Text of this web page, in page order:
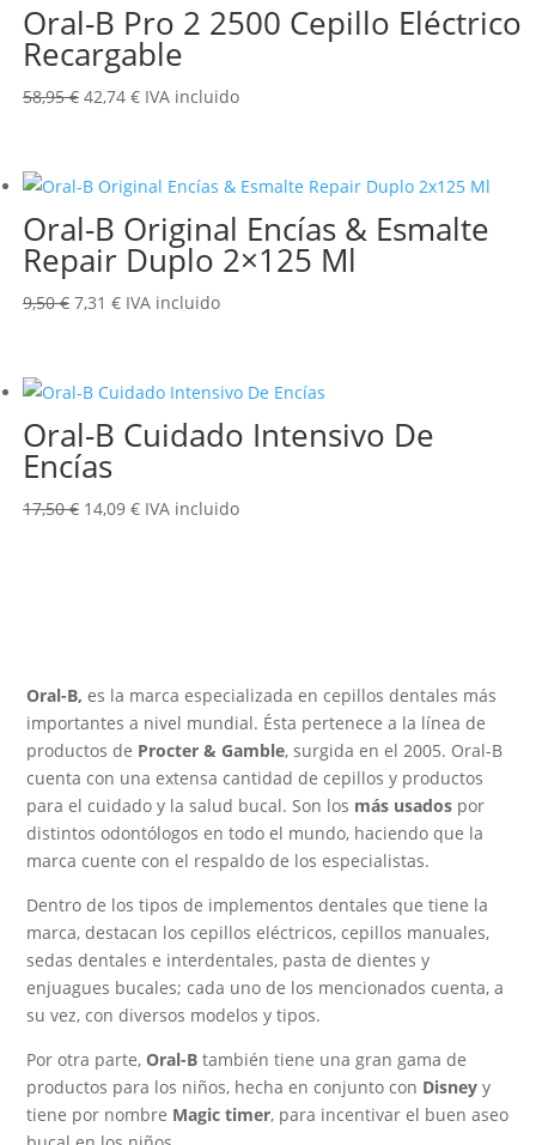
4,75 €. 3,71 €.
Oral-B Pro 2 2500 Cepillo Eléctrico
Recargable
58,95€ El
era:
58,95 €.
42,74 €El
es:
42,74 €.
IVA incluido
Oral-B Original Encías & Esmalte
Repair Duplo 2×125 Ml
9,50€ El
era:
9,50 €.
7,31 €El
es:
7,31 €.
IVA incluido
Oral-B Cuidado Intensivo De
Encías
17,50€ El
14,09 €ElIVA incluido
Oral-B,es la marca especializada en cepillos dentales más
importantes a nivel mundial. Ésta pertenece a la línea de
productos de Procter & Gamble, surgida en el 2005. Oral-B
cuenta con una extensa cantidad de cepillos y productos
para el cuidado y la salud bucal. Son los más usados por
distintos odontólogos en todo el mundo, haciendo que la
marca cuente con el respaldo de los especialistas.
Dentro de los tipos de implementos dentales que tiene la
marca, destacan los cepillos eléctricos, cepillos manuales,
sedas dentales e interdentales, pasta de dientes y
enjuagues bucales; cada uno de los mencionados cuenta, a
su vez, con diversos modelos y tipos.
Por otra parte, Oral-B también tiene una gran gama de
productos para los niños, hecha en conjunto con Disney y
tiene por nombre Magic timer, para incentivar el buen aseo